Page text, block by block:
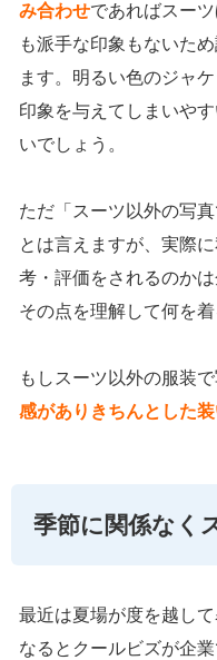
み合わせであればスー
も派手な印象もないた
ます。明るい色のジャ
印象を与えてしまいや
いでしょう。
ただ「スーツ以外の写
とは言えますが、実際
考・評価をされるのか
その点を理解して何を
もしスーツ以外の服装
感がありきちんとした
季節に関係なく
最近は夏場が度を越し
なるとクールビズが企